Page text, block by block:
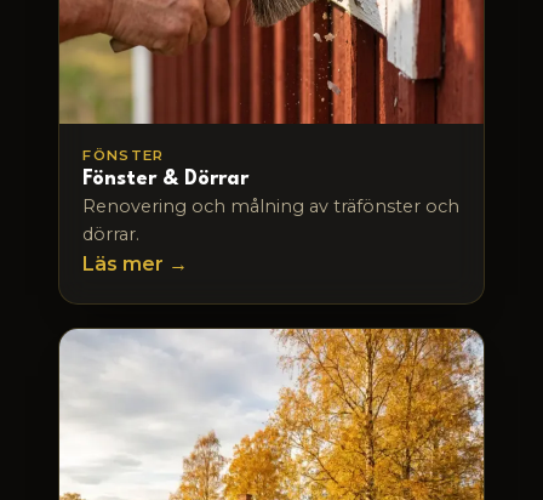
FÖNSTER
Fönster & Dörrar
Renovering och målning av träfönster och
dörrar.
Läs mer →